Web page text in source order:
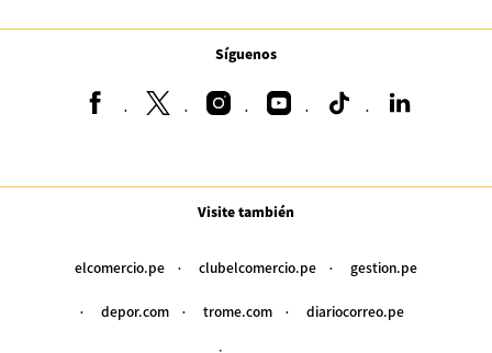
Síguenos
Visite también
elcomercio.pe clubelcomercio.pe gestion.pe
depor.com trome.com diariocorreo.pe